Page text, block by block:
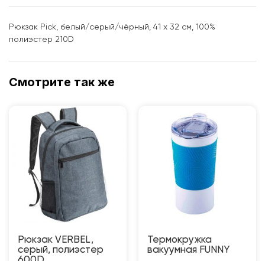
Рюкзак Pick, белый/серый/чёрный, 41 x 32 см, 100%
полиэстер 210D
Смотрите так же
Рюкзак VERBEL,
серый, полиэстер
Термокружка
вакуумная FUNNY